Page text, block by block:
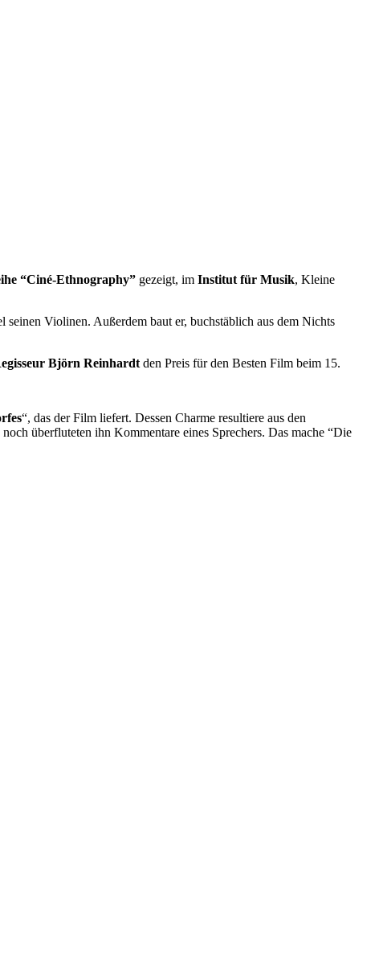
“Ciné-Ethnography” gezeigt, im Institut für Musik, Kleine
seinen Violinen. Außerdem baut er, buchstäblich aus dem Nichts
Björn Reinhardt den Preis für den Besten Film beim 15.
“, das der Film liefert. Dessen Charme resultiere aus den
überfluteten ihn Kommentare eines Sprechers. Das mache “Die